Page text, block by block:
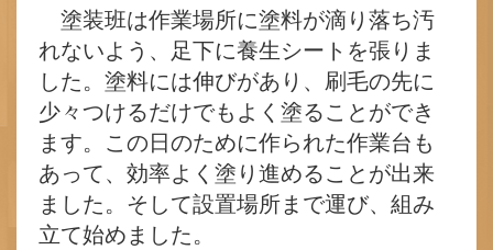
塗装班は作業場所に塗料が滴り落ち汚
れないよう、足下に養生シートを張りま
した。塗料には伸びがあり、刷毛の先に
少々つけるだけでもよく塗ることができ
ます。この日のために作られた作業台も
あって、効率よく塗り進めることが出来
ました。そして設置場所まで運び、組み
立て始めました。